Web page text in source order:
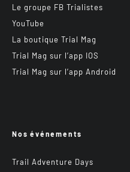
Le groupe FB Trialistes
YouTube
La boutique Trial Mag
Trial Mag sur l’app IOS
Trial Mag sur l’app Android
Nos événements
Trail Adventure Days